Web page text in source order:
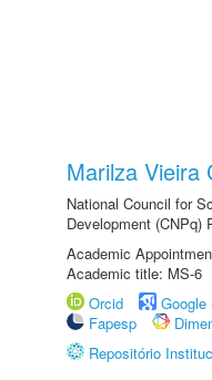
Marilza Vieira
National Council for
Development (CNPq)
Academic
Academic title: MS-6
Orcid
Google
Fapesp
Repositório